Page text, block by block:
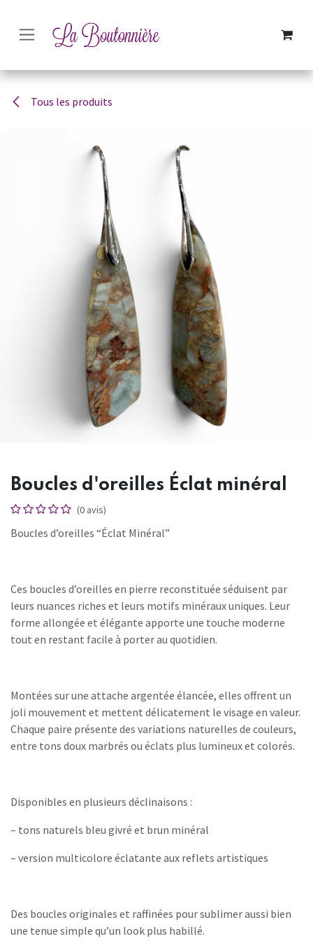
Tous les produits
Boucles d'oreilles Éclat minéral
(0 avis)
Boucles d’oreilles “Éclat Minéral”
Ces boucles d’oreilles en pierre reconstituée séduisent par
leurs nuances riches et leurs motifs minéraux uniques. Leur
forme allongée et élégante apporte une touche moderne
tout en restant facile à porter au quotidien.
Montées sur une attache argentée élancée, elles offrent un
joli mouvement et mettent délicatement le visage en valeur.
Chaque paire présente des variations naturelles de couleurs,
entre tons doux marbrés ou éclats plus lumineux et colorés.
Disponibles en plusieurs déclinaisons :
– tons naturels bleu givré et brun minéral
– version multicolore éclatante aux reflets artistiques
Des boucles originales et raffinées pour sublimer aussi bien
une tenue simple qu’un look plus habillé.